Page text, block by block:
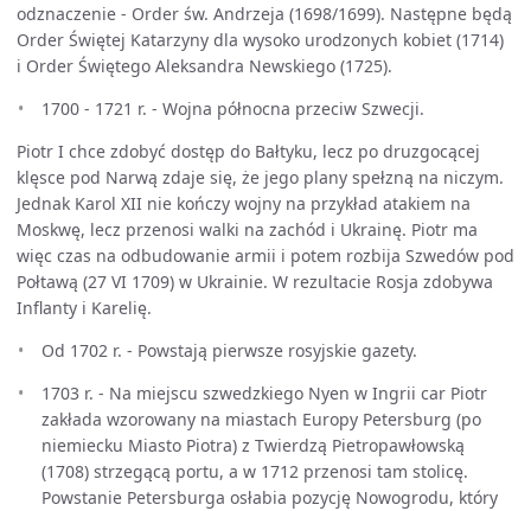
odznaczenie - Order św. Andrzeja (1698/1699). Następne będą
Order Świętej Katarzyny dla wysoko urodzonych kobiet (1714)
i Order Świętego Aleksandra Newskiego (1725).
1700 - 1721 r. - Wojna północna przeciw Szwecji.
Piotr I chce zdobyć dostęp do Bałtyku, lecz po druzgocącej
klęsce pod Narwą zdaje się, że jego plany spełzną na niczym.
Jednak Karol XII nie kończy wojny na przykład atakiem na
Moskwę, lecz przenosi walki na zachód i Ukrainę. Piotr ma
więc czas na odbudowanie armii i potem rozbija Szwedów pod
Połtawą (27 VI 1709) w Ukrainie. W rezultacie Rosja zdobywa
Inflanty i Karelię.
Od 1702 r. - Powstają pierwsze rosyjskie gazety.
1703 r. - Na miejscu szwedzkiego Nyen w Ingrii car Piotr
zakłada wzorowany na miastach Europy Petersburg (po
niemiecku Miasto Piotra) z Twierdzą Pietropawłowską
(1708) strzegącą portu, a w 1712 przenosi tam stolicę.
Powstanie Petersburga osłabia pozycję Nowogrodu, który